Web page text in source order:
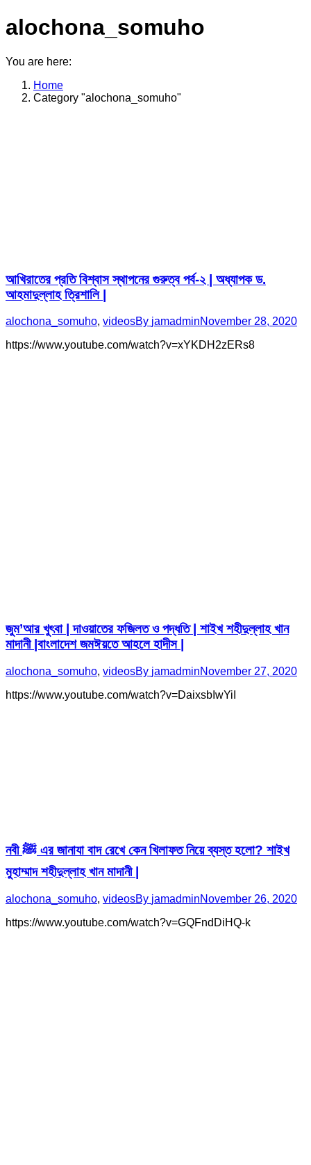
alochona_somuho
You are here:
Home
Category "alochona_somuho"
আখিরাতের প্রতি বিশ্বাস স্থাপনের গুরুত্ব পর্ব-২ | অধ্যাপক ড.
আহমাদুল্লাহ ত্রিশালি |
alochona_somuho, videosBy jamadminNovember 28, 2020
https://www.youtube.com/watch?v=xYKDH2zERs8
জুম’আর খুৎবা | দাওয়াতের ফজিলত ও পদ্ধতি | শাইখ শহীদুল্লাহ খান
মাদানী |বাংলাদেশ জমঈয়তে আহলে হাদীস |
alochona_somuho, videosBy jamadminNovember 27, 2020
https://www.youtube.com/watch?v=DaixsbIwYiI
নবী ﷺ এর জানাযা বাদ রেখে কেন খিলাফত নিয়ে ব্যস্ত হলো? শাইখ
মুহাম্মাদ শহীদুল্লাহ খান মাদানী |
alochona_somuho, videosBy jamadminNovember 26, 2020
https://www.youtube.com/watch?v=GQFndDiHQ-k